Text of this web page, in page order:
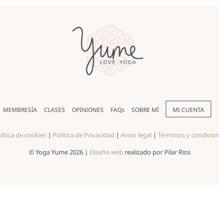
MEMBRESÍA CLASES OPINIONES FAQs SOBRE MÍ MI CUENTA
de cookies | Política de Privacidad | Aviso legal | Términos y
© Yoga Yume 2026 | Diseño webrealizado por Pilar Rios